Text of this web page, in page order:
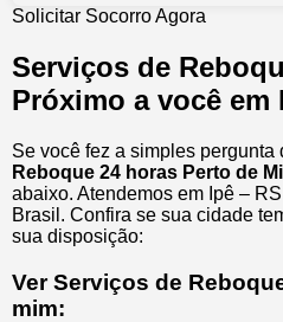
Solicitar Socorro Agora
Serviços de
Próximo a você em
Se você fez a simples pergunta
Reboque 24 horas Perto de
abaixo. Atendemos em Ipê –
Brasil. Confira se sua cidade
sua disposição:
Ver Serviços de
mim: